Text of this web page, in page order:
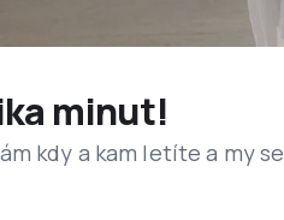
minut!
kdy a kam letíte a my se